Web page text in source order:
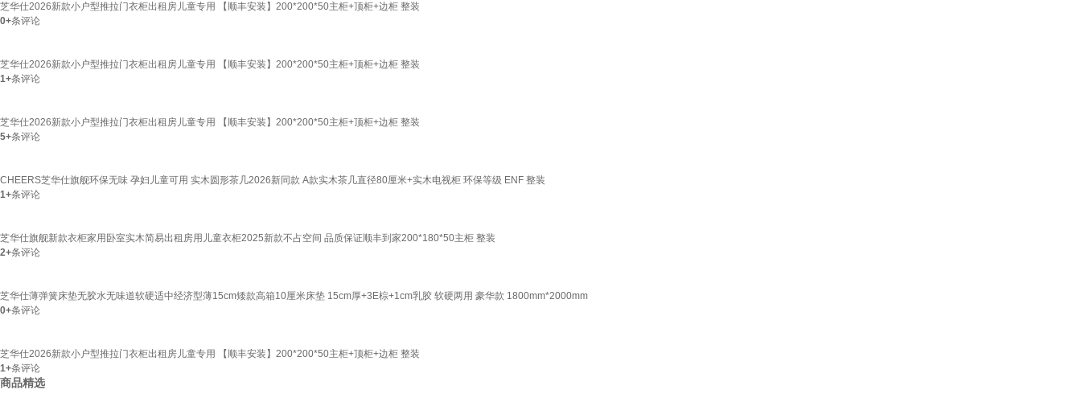
芝华仕2026新款小户型推拉门衣柜出租房儿童专用 【顺丰安装】200*200*50主柜+顶柜+边柜 整装
0+条评论
芝华仕2026新款小户型推拉门衣柜出租房儿童专用 【顺丰安装】200*200*50主柜+顶柜+边柜 整装
1+条评论
芝华仕2026新款小户型推拉门衣柜出租房儿童专用 【顺丰安装】200*200*50主柜+顶柜+边柜 整装
5+条评论
CHEERS芝华仕旗舰环保无味 孕妇儿童可用 实木圆形茶几2026新同款 A款实木茶几直径80厘米+实木电视柜 环保等级 ENF 整装
1+条评论
芝华仕旗舰新款衣柜家用卧室实木简易出租房用儿童衣柜2025新款不占空间 品质保证顺丰到家200*180*50主柜 整装
2+条评论
芝华仕薄弹簧床垫无胶水无味道软硬适中经济型薄15cm矮款高箱10厘米床垫 15cm厚+3E棕+1cm乳胶 软硬两用 豪华款 1800mm*2000mm
0+条评论
芝华仕2026新款小户型推拉门衣柜出租房儿童专用 【顺丰安装】200*200*50主柜+顶柜+边柜 整装
1+条评论
商品精选